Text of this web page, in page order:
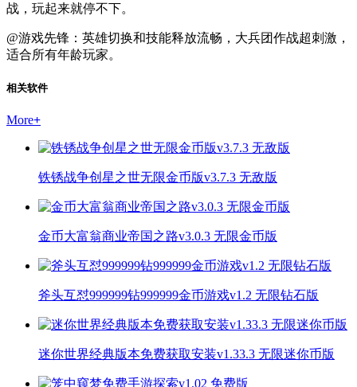
战，玩起来就停不下。
@游戏先锋：英雄切换和技能释放流畅，大兵团作战超刺激，
适合所有年龄玩家。
相关软件
More+
铁锈战争创星之世无限金币版v3.7.3 无敌版
金币大富翁商业帝国之路v3.0.3 无限金币版
斧头互怼999999钻999999金币游戏v1.2 无限钻石版
迷你世界经典版本免费获取安装v1.33.3 无限迷你币版